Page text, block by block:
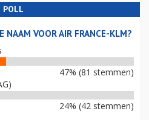
POLL
NAAM VOOR AIR FRANCE-KLM?
47% (81 stemmen)
24% (42 stemmen)